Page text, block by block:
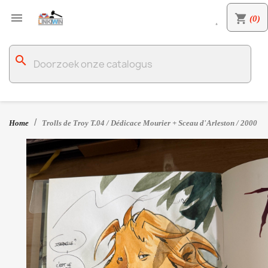
 shopping_cart (0)

search
Home Trolls de Troy T.04 / Dédicace Mourier + Sceau d'Arleston / 2000